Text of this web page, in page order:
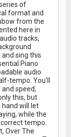
of
format and
from the
here in
tracks,
sing this
Piano
audio
tempo. You'll
speed,
this, but
will let
while the
tempo.
Over The